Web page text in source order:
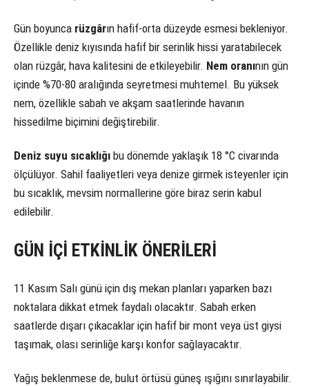
Gün boyunca rüzgârın hafif-orta düzeyde esmesi bekleniyor.
Özellikle deniz kıyısında hafif bir serinlik hissi yaratabilecek
olan rüzgâr, hava kalitesini de etkileyebilir. Nem oranının gün
içinde %70-80 aralığında seyretmesi muhtemel. Bu yüksek
nem, özellikle sabah ve akşam saatlerinde havanın
hissedilme biçimini değiştirebilir.
Deniz suyu sıcaklığı bu dönemde yaklaşık 18 °C civarında
ölçülüyor. Sahil faaliyetleri veya denize girmek isteyenler için
bu sıcaklık, mevsim normallerine göre biraz serin kabul
edilebilir.
GÜN İÇİ ETKİNLİK ÖNERİLERİ
11 Kasım Salı günü için dış mekan planları yaparken bazı
noktalara dikkat etmek faydalı olacaktır. Sabah erken
saatlerde dışarı çıkacaklar için hafif bir mont veya üst giysi
taşımak, olası serinliğe karşı konfor sağlayacaktır.
Yağış beklenmese de, bulut örtüsü güneş ışığını sınırlayabilir.